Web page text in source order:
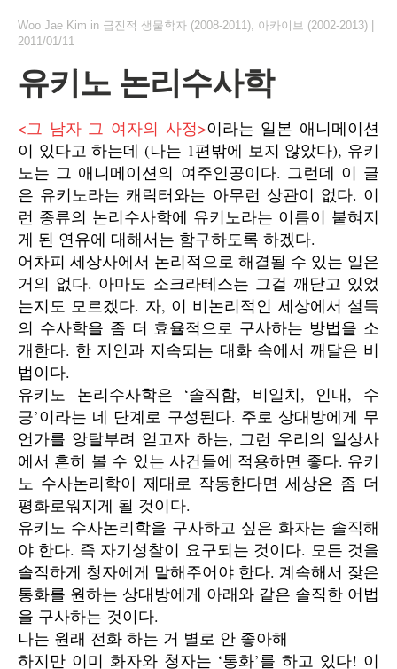
Woo Jae Kim in 급진적 생물학자 (2008-2011), 아카이브 (2002-2013)
2011/01/11
유키노 논리수사학
<그 남자 그 여자의 사정>이라는 일본 애니메이션
이 있다고 하는데 (나는 1편밖에 보지 않았다), 유키
노는 그 애니메이션의 여주인공이다. 그런데 이 글
은 유키노라는 캐릭터와는 아무런 상관이 없다. 이
런 종류의 논리수사학에 유키노라는 이름이 붙혀지
게 된 연유에 대해서는 함구하도록 하겠다.
어차피 세상사에서 논리적으로 해결될 수 있는 일은
거의 없다. 아마도 소크라테스는 그걸 깨닫고 있었
는지도 모르겠다. 자, 이 비논리적인 세상에서 설득
의 수사학을 좀 더 효율적으로 구사하는 방법을 소
개한다. 한 지인과 지속되는 대화 속에서 깨달은 비
법이다.
유키노 논리수사학은 ‘솔직함, 비일치, 인내, 수
긍’이라는 네 단계로 구성된다. 주로 상대방에게 무
언가를 앙탈부려 얻고자 하는, 그런 우리의 일상사
에서 흔히 볼 수 있는 사건들에 적용하면 좋다. 유키
노 수사논리학이 제대로 작동한다면 세상은 좀 더
평화로워지게 될 것이다.
유키노 수사논리학을 구사하고 싶은 화자는 솔직해
야 한다. 즉 자기성찰이 요구되는 것이다. 모든 것을
솔직하게 청자에게 말해주어야 한다. 계속해서 잦은
통화를 원하는 상대방에게 아래와 같은 솔직한 어법
을 구사하는 것이다.
나는 원래 전화 하는 거 별로 안 좋아해
하지만 이미 화자와 청자는 ‘통화’를 하고 있다! 이